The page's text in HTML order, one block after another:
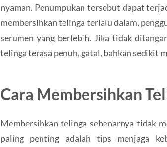
nyaman. Penumpukan tersebut dapat
membersihkan telinga terlalu dalam,
serumen yang berlebih. Jika tidak
telinga terasa penuh, gatal, bahkan sedikit
Cara Membersihkan
Membersihkan telinga sebenarnya tidak
paling penting adalah tips menjaga